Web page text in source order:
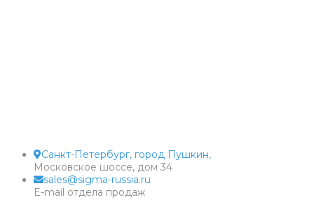
Санкт-Петербург, город Пушкин,
Московское шоссе, дом 34
sales@sigma-russia.ru
E-mail отдела продаж